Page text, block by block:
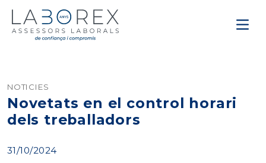
NOTICIES
Novetats en el control horari
dels treballadors
31/10/2024